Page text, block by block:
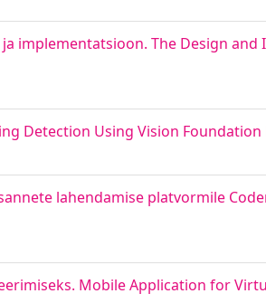
implementatsioon. The Design
Detection Using Vision Foundation
lahendamise platvormile
Mobile Application for